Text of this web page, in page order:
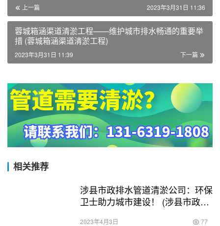
上一篇 2023年3月31日 11:36
蓉城箱涵渠道清淤工程——维护城市排水畅通的重要举
措 (蓉城箱涵渠道清淤工程)
下一篇
2023年3月31日 11:39
相关推荐
涉县市政排水管道清淤公司：环保
卫士助力城市建设！ (涉县市政排
2023年4月3日 77